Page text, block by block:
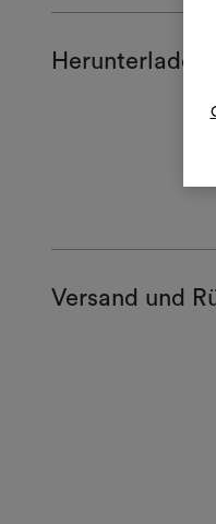
Herunterladen
Versand und